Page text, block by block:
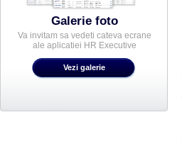
Galerie foto
Va invitam sa vedeti cateva ecrane
ale aplicatiei HR Executive